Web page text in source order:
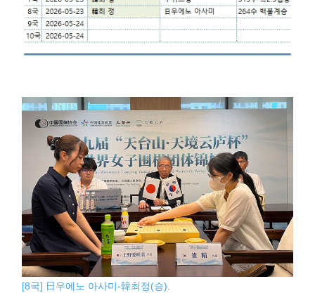
[8국] 日우에노 아사미-韓최정(승).